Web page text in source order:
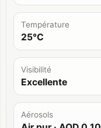
Température
25°C
Visibilité
Excellente
Aérosols